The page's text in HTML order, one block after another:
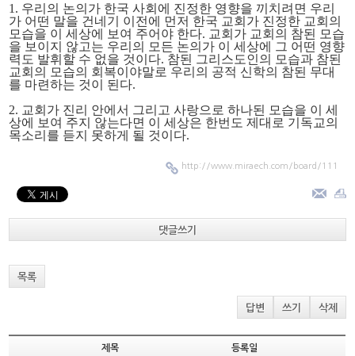
1. 우리의 논의가 한국 사회에 진정한 영향을 끼치려면 우리
가 어떤 말을 건네기 이전에 먼저 한국 교회가 진정한 교회의
모습을 이 세상에 보여 주어야 한다. 교회가 교회의 참된 모습
을 보이지 않고는 우리의 모든 논의가 이 세상에 그 어떤 영향
력도 발휘할 수 없을 것이다. 참된 그리스도인의 모습과 참된
교회의 모습의 회복이야말로 우리의 공적 신학의 참된 무대
를 마련하는 것이 된다.
2. 교회가 진리 안에서 그리고 사랑으로 하나된
모습을 이 세
상에 보여 주지 않는다면 이 세상은 한번도 제대로 기독교의
목소리를 듣지 못하게 될 것이다.
http://www.miraech.com/board/111
댓글쓰기
목록
답변 쓰기 삭제
제목 등록일